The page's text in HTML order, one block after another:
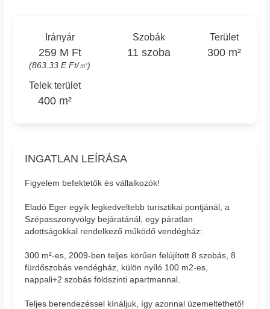
Irányár
259 M Ft
(863.33 E Ft/㎡)
Szobák
11 szoba
Terület
300 m²
Telek terület
400 m²
INGATLAN LEÍRÁSA
Figyelem befektetők és vállalkozók!
Eladó Eger egyik legkedveltebb turisztikai pontjánál, a
Szépasszonyvölgy bejáratánál, egy páratlan
adottságokkal rendelkező működő vendégház:
300 m²-es, 2009-ben teljes körűen felújított 8 szobás, 8
fürdőszobás vendégház, külön nyíló 100 m2-es,
nappali+2 szobás földszinti apartmannal.
Teljes berendezéssel kínáljuk, így azonnal üzemeltethető!